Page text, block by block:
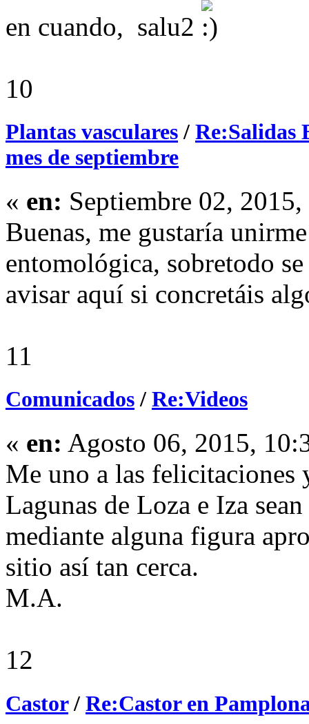
en cuando, salu2
10
Plantas vasculares / Re:Salidas
mes de septiembre
« en: Septiembre 02,
Buenas, me gustaría
entomológica, sobretodo
avisar aquí si concretáis
11
Comunicados / Re:Videos
« en: Agosto 06, 2015,
Me uno a las felicitaciones
Lagunas de Loza e Iza
mediante alguna figura
sitio así tan cerca.
M.A.
12
Castor/ Re:Castor en